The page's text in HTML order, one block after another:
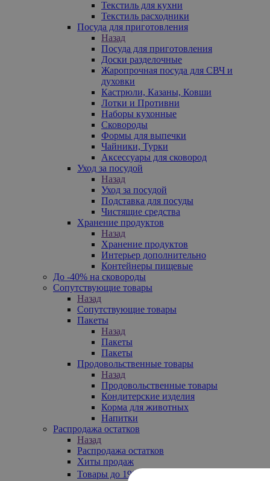
Текстиль для кухни
Текстиль расходники
Посуда для приготовления
Назад
Посуда для приготовления
Доски разделочные
Жаропрочная посуда для СВЧ и
духовки
Кастрюли, Казаны, Ковши
Лотки и Противни
Наборы кухонные
Сковороды
Формы для выпечки
Чайники, Турки
Аксессуары для сковород
Уход за посудой
Назад
Уход за посудой
Подставка для посуды
Чистящие средства
Хранение продуктов
Назад
Хранение продуктов
Интерьер дополнительно
Контейнеры пищевые
До -40% на сковороды
Сопутствующие товары
Назад
Сопутствующие товары
Пакеты
Назад
Пакеты
Пакеты
Продовольственные товары
Назад
Продовольственные товары
Кондитерские изделия
Корма для животных
Напитки
Распродажа остатков
Назад
Распродажа остатков
Хиты продаж
Товары до 199₽